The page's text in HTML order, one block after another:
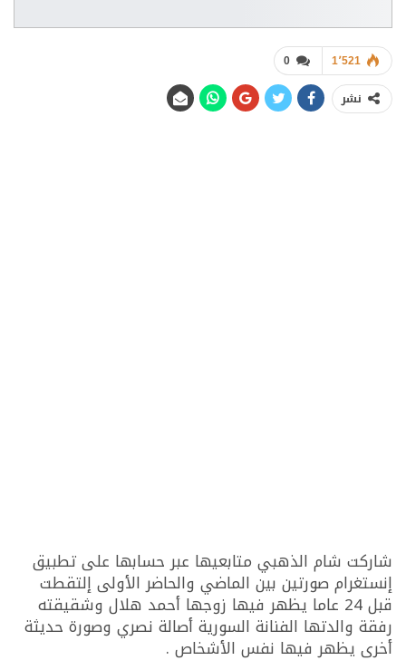
0 1٬521
نشر
شاركت شام الذهبي متابعيها عبر حسابها على تطبيق
إنستغرام صورتين بين الماضي والحاضر الأولى إلتقطت
قبل 24 عاما يظهر فيها زوجها أحمد هلال وشقيقته
رفقة والدتها الفنانة السورية أصالة نصري وصورة حديثة
أخرى يظهر فيها نفس الأشخاص .